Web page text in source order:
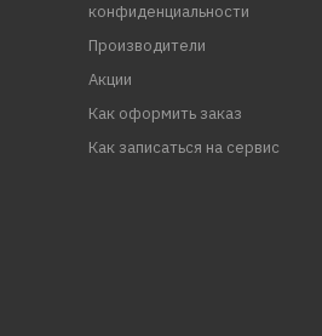
конфиденциальности
Производители
Акции
Как оформить заказ
Как записаться на сервис